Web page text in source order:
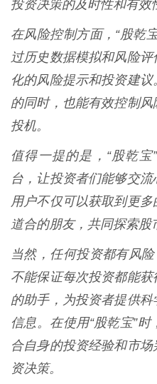
投资决策的及时性和有效
在风险控制方面，“股乾
过历史数据模拟和风险
化的风险提示和投资建
的同时，也能有效控制
投机。
值得一提的是，“股乾
台，让投资者们能够交
用户不仅可以获取到更
道合的朋友，共同探索股
当然，任何投资都有风
不能保证每次投资都能
的助手，为投资者提供
信息。在使用“股乾宝”
合自身的投资经验和市
资决策。